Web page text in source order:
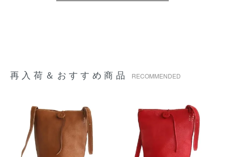
再入荷＆おすすめ商品 RECOMMENDED